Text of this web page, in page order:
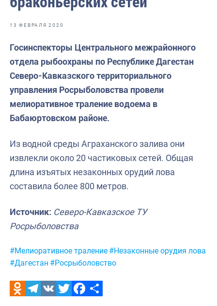
Отраслевые СМИ
Выставки и конференции
Научно-практическая литература
Рыбоохрана России
Отрасль в цифрах
Большая африканская экспедиция
События в России и мире
13 ФЕВРАЛЯ 2020
Госинспекторы Центрального межрайонного
отдела рыбоохраны по Республике Дагестан
Северо-Кавказского территориального
управления Росрыболовства провели
мелиоративное траление водоема в
Бабаюртовском районе.
Из водной среды Аграханского залива они
извлекли около 20 частиковых сетей. Общая
длина изъятых незаконных орудий лова
составила более 800 метров.
Источник: Северо-Кавказское ТУ
Росрыболовства
Метки:
#Мелиоративное траление #Незаконные орудия лова
#Дагестан #Росрыболовство